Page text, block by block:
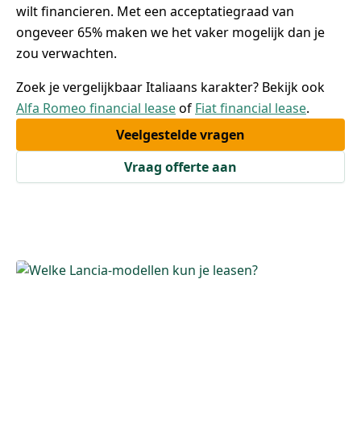
wilt financieren. Met een acceptatiegraad van
ongeveer 65% maken we het vaker mogelijk dan je
zou verwachten.
Zoek je vergelijkbaar Italiaans karakter? Bekijk ook
Alfa Romeo financial leaseof Fiat financial lease.
Veelgestelde vragen
Vraag offerte aan